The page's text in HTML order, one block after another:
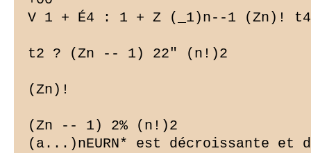
V 1 + É4 : 1 + Z (_1)n--1 (Zn)!
t2 ? (Zn -- 1) 22" (n!)2
(Zn)!
(Zn -- 1) 2% (n!)2
(a...)nEURN* est décroissante et